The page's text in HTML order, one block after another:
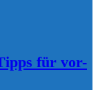
für vor-